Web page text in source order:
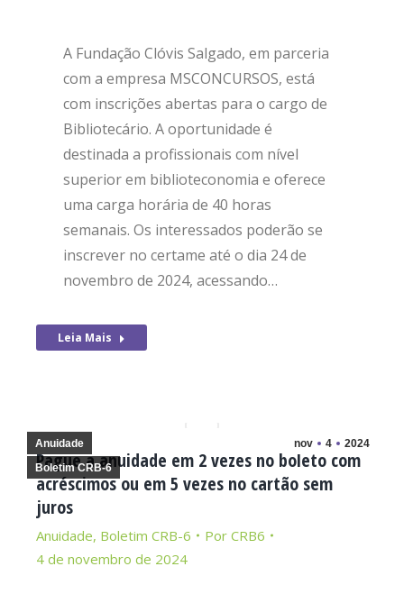
A Fundação Clóvis Salgado, em parceria
com a empresa MSCONCURSOS, está
com inscrições abertas para o cargo de
Bibliotecário. A oportunidade é
destinada a profissionais com nível
superior em biblioteconomia e oferece
uma carga horária de 40 horas
semanais. Os interessados poderão se
inscrever no certame até o dia 24 de
novembro de 2024, acessando…
Leia Mais
nov 4 2024
Anuidade
Boletim CRB-6
Pague a anuidade em 2 vezes no boleto com
acréscimos ou em 5 vezes no cartão sem
juros
Anuidade, Boletim CRB-6 Por CRB6
4 de novembro de 2024